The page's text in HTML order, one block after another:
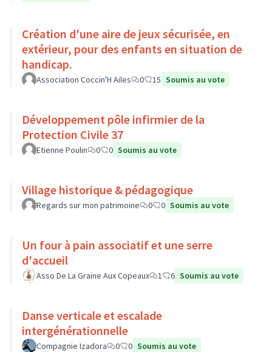
Création d'une aire de jeux sécurisée, en
extérieur, pour des enfants en situation de
handicap.
Association Coccin'H Ailes 0 15 Soumis au vote
Développement pôle infirmier de la
Protection Civile 37
Etienne Poulin 0 0 Soumis au vote
Village historique & pédagogique
Regards sur mon patrimoine 0 0 Soumis au vote
Un four à pain associatif et une serre
d'accueil
Asso De La Graine Aux Copeaux 1 6 Soumis au vote
Danse verticale et escalade
intergénérationnelle
Compagnie Izadora 0 0 Soumis au vote